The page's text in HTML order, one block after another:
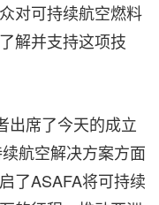
对可持续航空燃料
解并支持这项技
出席了今天的成立
航空解决方案方面
了ASAFA将可持续